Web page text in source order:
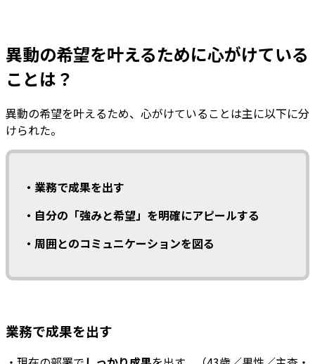
異動の希望を叶えるために心がけている
ことは？
異動の希望を叶えるため、心がけていることは主に以下に分
けられた。
・業務で成果を出す
・自分の「強みと希望」を明確にアピールする
・周囲とのコミュニケーションを図る
業務で成果を出す